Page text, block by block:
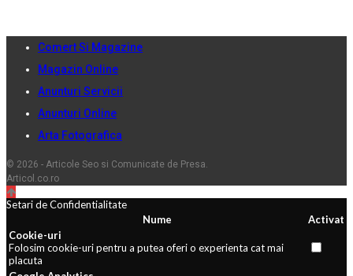
Comert Si Magazine
Magazin Online
Anunturi Servicii
Anunturi Online
Arta Fotografica
© 2026 - Articole Seo si Comunicate de Presa.
Articol.co.ro
Setari de Confidentialitate
Nume
Activat
Cookie-uri
Folosim cookie-uri pentru a putea oferi o experienta cat mai
placuta